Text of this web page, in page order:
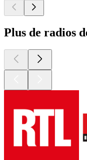
Plus de radios